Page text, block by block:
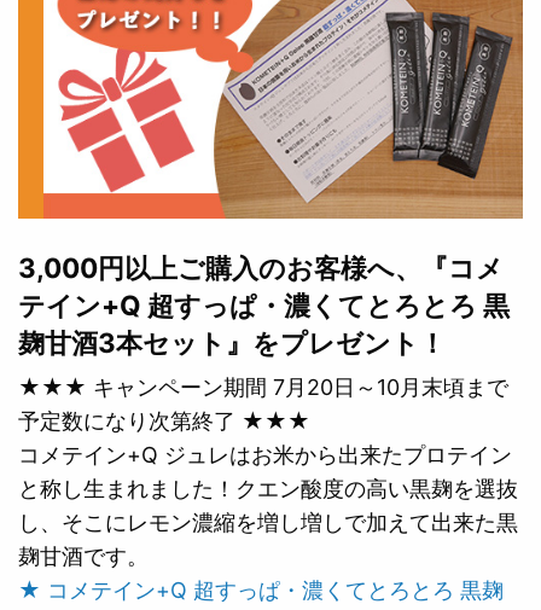
3,000円以上ご購入のお客様へ、『コメ
テイン+Q 超すっぱ・濃くてとろとろ 黒
麹甘酒3本セット』をプレゼント！
★★★ キャンペーン期間 7月20日～10月末頃まで
予定数になり次第終了 ★★★
コメテイン+Q ジュレはお米から出来たプロテイン
と称し生まれました！クエン酸度の高い黒麹を選抜
し、そこにレモン濃縮を増し増しで加えて出来た黒
麹甘酒です。
★ コメテイン+Q 超すっぱ・濃くてとろとろ 黒麹